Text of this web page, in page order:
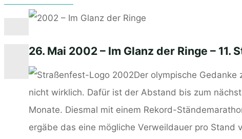
26. Mai 2002 – Im Glanz der Ringe – 11.
Der olympische Gedanke
nicht wirklich. Dafür ist der Abstand bis zum
Monate. Diesmal mit einem Rekord-
ergäbe das eine mögliche Verweildauer pro Stand